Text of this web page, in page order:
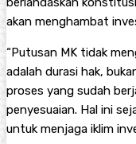
akan menghambat
“Putusan MK tidak
adalah durasi hak,
proses yang sudah
penyesuaian. Hal ini
untuk menjaga iklim